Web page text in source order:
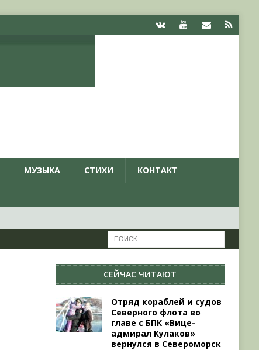
МУЗЫКА СТИХИ КОНТАКТ
СЕЙЧАС ЧИТАЮТ
Отряд кораблей и судов
Северного флота во
главе с БПК «Вице-
адмирал Кулаков»
вернулся в Североморск